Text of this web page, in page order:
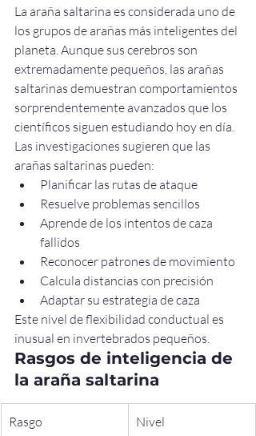
La araña saltarina es considerada uno de
los grupos de arañas más inteligentes del
planeta. Aunque sus cerebros son
extremadamente pequeños, las arañas
saltarinas demuestran comportamientos
sorprendentemente avanzados que los
científicos siguen estudiando hoy en día.
Las investigaciones sugieren que las
arañas saltarinas pueden:
Planificar las rutas de ataque
Resuelve problemas sencillos
Aprende de los intentos de caza
fallidos
Reconocer patrones de movimiento
Calcula distancias con precisión
Adaptar su estrategia de caza
Este nivel de flexibilidad conductual es
inusual en invertebrados pequeños.
Rasgos de inteligencia de
la araña saltarina
Rasgo Nivel